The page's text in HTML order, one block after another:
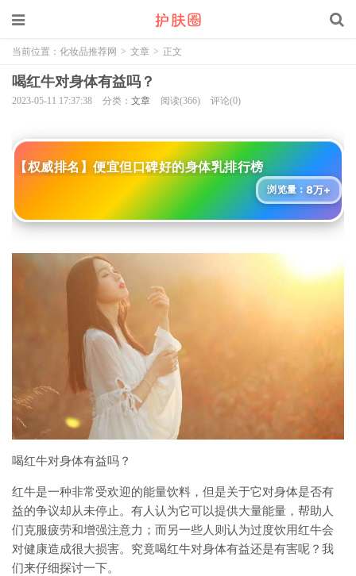
当前位置： 化妆品推荐网 > 文章 > 正文
喝红牛对身体有益吗？
2023-05-11 17:37:38 分类： 文章 阅读(366) 评论(0)
【权威排名】便宜但口碑好的身体乳排行榜
浏览量： 8万+
喝红牛对身体有益吗？
红牛是一种非常受欢迎的能量饮料，但是关于它对身体是否有
益的争议却从未停止。有人认为它可以提供大量能量，帮助人
们克服疲劳和增强注意力；而另一些人则认为过度饮用红牛会
对健康造成很大损害。究竟喝红牛对身体有益还是有害呢？我
们来仔细探讨一下。